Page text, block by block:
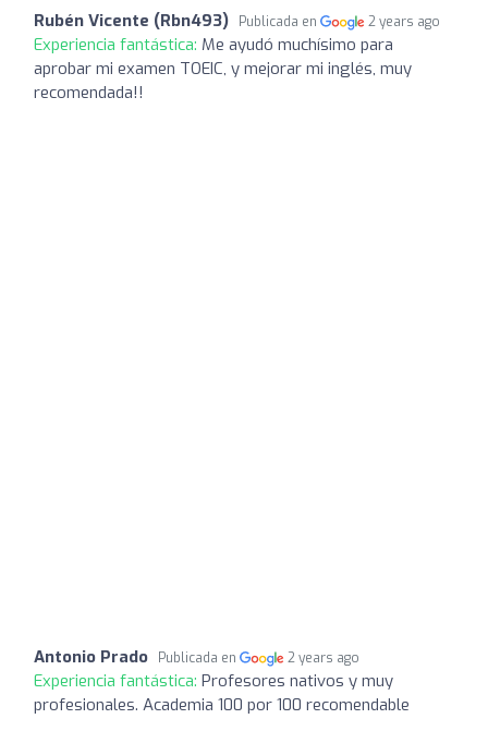
Rubén Vicente (Rbn493) Publicada en 2 years ago
Experiencia fantástica: Me ayudó muchísimo para
aprobar mi examen TOEIC, y mejorar mi inglés, muy
recomendada!!
Antonio Prado Publicada en 2 years ago
Experiencia fantástica: Profesores nativos y muy
profesionales. Academia 100 por 100 recomendable